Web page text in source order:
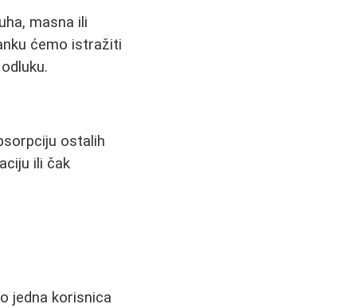
masna ili
ćemo istražiti
ostalih
ili čak
jedna korisnica